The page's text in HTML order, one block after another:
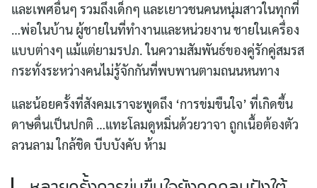
และเพศอื่นๆ รวมถึงเด็กๆ และเยาวชนคนหนุ่มสาวในทุกที่
…พ่อในบ้าน ผู้ชายในที่ทำงานและหน่วยงาน ชายในเครื่อง
แบบต่างๆ แม้แต่ยามรปภ. ในความสัมพันธ์ของคู่รักคู่สมรส
กระทั่งระหว่างคนไม่รู้จักกันที่พบพานตามถนนหนทาง
และน้อยครั้งที่สังคมเราจะพูดถึง ‘การข่มขืนใจ’ ที่เกิดขึ้น
ดาษดื่นเป็นปกติ …แทะโลมดูหมิ่นด้วยวาจา ถูกเนื้อต้องตัว
ลวนลาม ใกล้ชิด บีบบังคับ ห้าม